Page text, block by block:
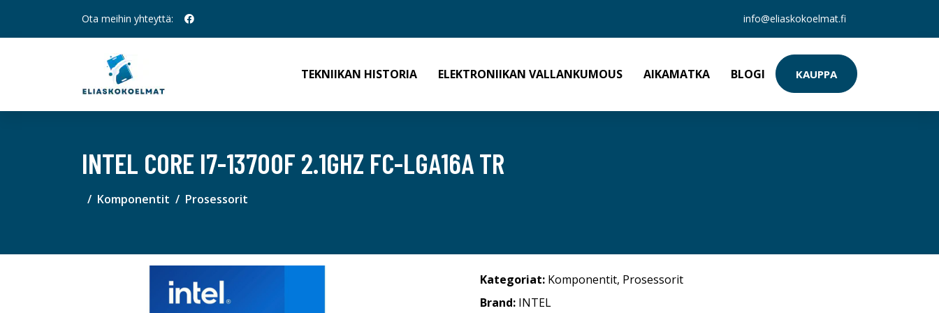
Ota meihin yhteyttä: info@eliaskokoelmat.fi
TEKNIIKAN HISTORIA ELEKTRONIIKAN VALLANKUMOUS AIKAMATKA BLOGI KAUPPA
INTEL CORE I7-13700F 2.1GHZ FC-LGA16A TR
Komponentit Prosessorit
Kategoriat: Komponentit, Prosessorit
Brand: INTEL